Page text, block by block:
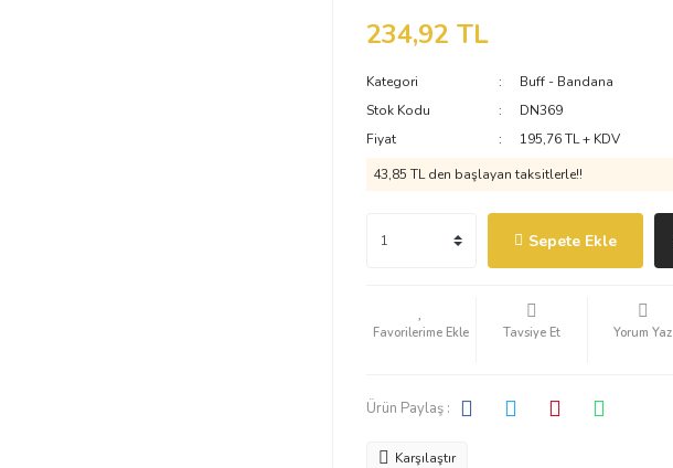
234,92 TL
Kategori
Buff - Bandana
Stok Kodu
DN369
Fiyat
195,76 TL + KDV
43,85 TL den başlayan taksitlerle!!
Sepete Ekle
Tavsiye Et Yorum Yaz
Ürün Paylaş :
Karşılaştır